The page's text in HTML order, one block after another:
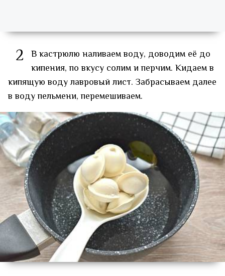
2 В кастрюлю наливаем воду, доводим её до
кипения, по вкусу солим и перчим. Кидаем в
кипящую воду лавровый лист. Забрасываем далее
в воду пельмени, перемешиваем.